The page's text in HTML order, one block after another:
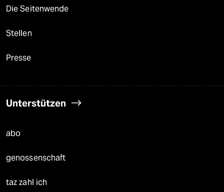
Die Seitenwende
Stellen
Presse
Unterstützen
abo
genossenschaft
taz zahl ich